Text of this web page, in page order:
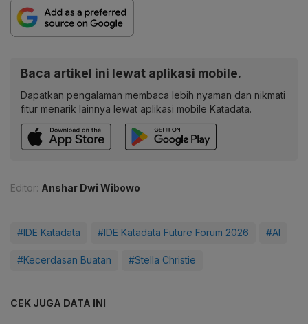
Baca artikel ini lewat aplikasi mobile.
Dapatkan pengalaman membaca lebih nyaman dan nikmati
fitur menarik lainnya lewat aplikasi mobile Katadata.
Editor: Anshar Dwi Wibowo
#IDE Katadata #IDE Katadata Future Forum 2026 #AI
#Kecerdasan Buatan #Stella Christie
CEK JUGA DATA INI